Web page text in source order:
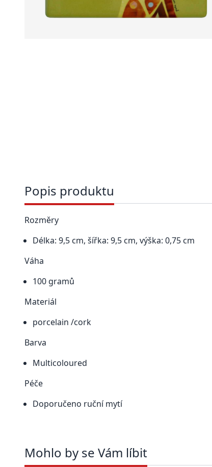
Popis produktu
Rozměry
Délka: 9,5 cm, šířka: 9,5 cm, výška: 0,75 cm
Váha
100 gramů
Materiál
porcelain /cork
Barva
Multicoloured
Péče
Doporučeno ruční mytí
Mohlo by se Vám líbit